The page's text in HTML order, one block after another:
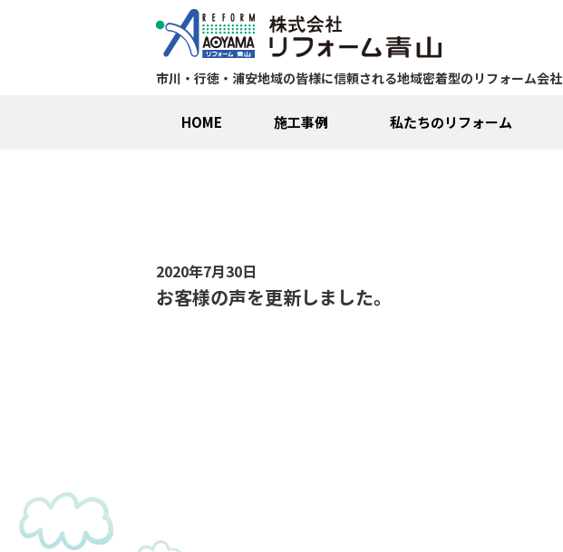
市川・行徳・浦安地域の皆様に信頼される地域密着型のリフォーム会社
HOME 施工事例 私たちのリフォーム
2020年7月30日
お客様の声を更新しました。